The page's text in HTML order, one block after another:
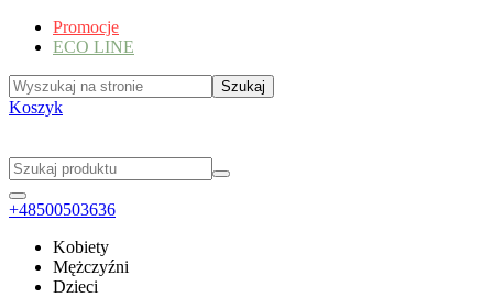
Promocje
ECO LINE
Koszyk
+48500503636
Kobiety
Mężczyźni
Dzieci